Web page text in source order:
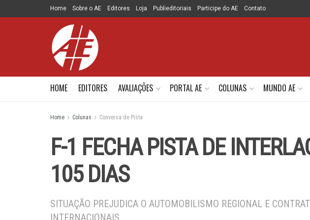
Home Sobre o AE Editores Loja Publieditoriais Participe do AE Contato
HOME EDITORES AVALIAÇÕES PORTAL AE COLUNAS MUNDO AE
Home Colunas Conversa de Pista
F-1 FECHA PISTA DE
105 DIAS
SITUAÇÃO PREJUDICA O AUTOMOBILISMO REGIONAL E
INTERNACIONAIS